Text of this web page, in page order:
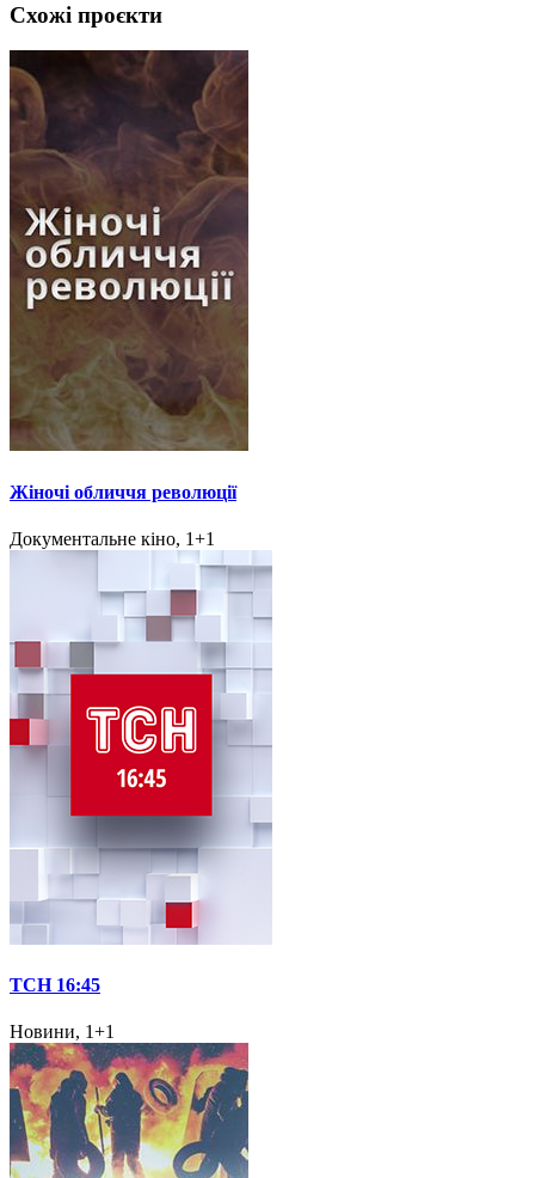
Схожі проєкти
Жіночі обличчя революції
Документальне кіно, 1+1
ТСН 16:45
Новини, 1+1